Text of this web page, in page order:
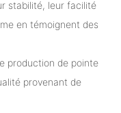
stabilité, leur facilité
en témoignent des
production de pointe
provenant de